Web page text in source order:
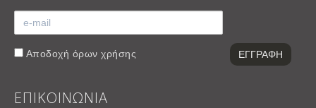
Αποδοχή όρων χρήσης
ΕΠΙΚΟΙΝΩΝΙΑ